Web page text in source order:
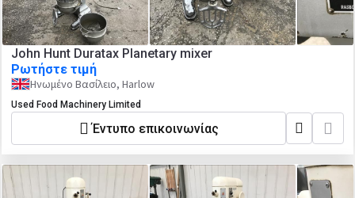
John Hunt Duratax Planetary mixer
Ρωτήστε τιμή
Ηνωμένο Βασίλειο, Harlow
Used Food Machinery Limited
Έντυπο επικοινωνίας